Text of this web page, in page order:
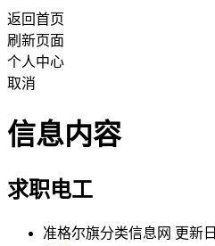
返回首页
刷新页面
个人中心
取消
信息内容
求职电工
准格尔旗分类信息网 更新